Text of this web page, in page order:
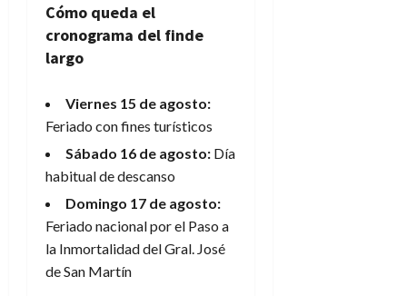
Cómo queda el
cronograma del finde
largo
Viernes 15 de agosto:
Feriado con fines turísticos
Sábado 16 de agosto: Día
habitual de descanso
Domingo 17 de agosto:
Feriado nacional por el Paso a
la Inmortalidad del Gral. José
de San Martín